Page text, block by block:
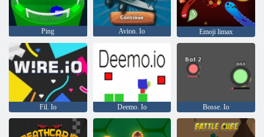
Ping Avion. Io Emoji limax
Fil. Io Deemo. Io Bosse. Io